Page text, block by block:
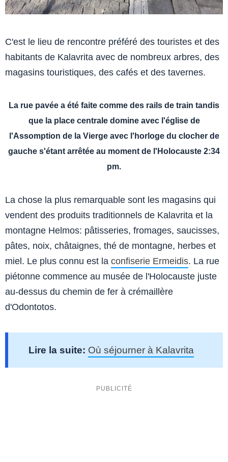
C'est le lieu de rencontre préféré des touristes et des
habitants de Kalavrita avec de nombreux arbres, des
magasins touristiques, des cafés et des tavernes.
La rue pavée a été faite comme des rails de train tandis
que la place centrale domine avec l'église de
l'Assomption de la Vierge avec l'horloge du clocher de
gauche s'étant arrêtée au moment de l'Holocauste 2:34
pm.
La chose la plus remarquable sont les magasins qui
vendent des produits traditionnels de Kalavrita et la
montagne Helmos: pâtisseries, fromages, saucisses,
pâtes, noix, châtaignes, thé de montagne, herbes et
miel. Le plus connu est la confiserie Ermeidis. La rue
piétonne commence au musée de l'Holocauste juste
au-dessus du chemin de fer à crémaillère
d'Odontotos.
Lire la suite: Où séjourner à Kalavrita